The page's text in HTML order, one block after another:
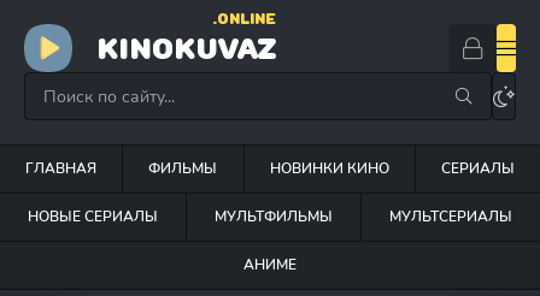
KINOKUVAZ
.ONLINE
ГЛАВНАЯ ФИЛЬМЫ НОВИНКИ КИНО СЕРИАЛЫ
НОВЫЕ СЕРИАЛЫ МУЛЬТФИЛЬМЫ МУЛЬТСЕРИАЛЫ
АНИМЕ